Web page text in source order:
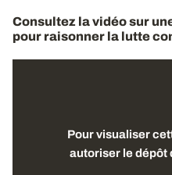
Consultez la vidéo sur
pour raisonner la lutte
Pour visualiser
autoriser le dépôt